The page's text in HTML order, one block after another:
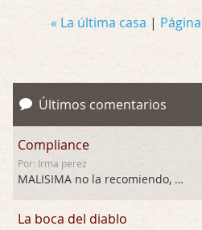
« La última casa |
Últimos comentarios
Compliance
Por: Irma perez
MALISIMA no la recomiendo, …
La boca del diablo